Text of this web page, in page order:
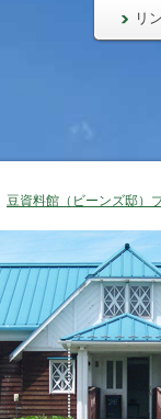
リ
豆資料館（ビーンズ邸）